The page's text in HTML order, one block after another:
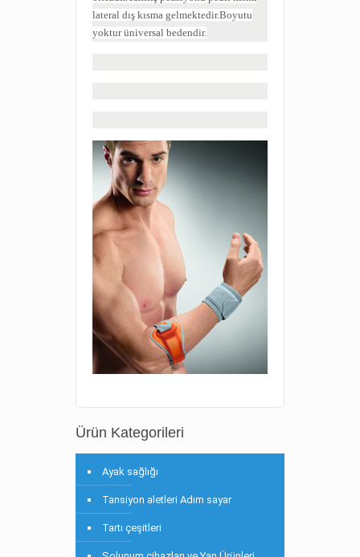
lateral dış kısma gelmektedir.Boyutu
yoktur üniversal bedendir.
Ürün Kategorileri
Ayak sağlığı
Tansiyon aletleri Adım sayar
Tartı çeşitleri